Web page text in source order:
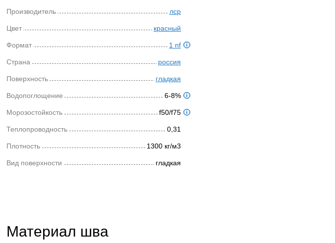
Производитель лср
Цвет красный
Формат 1 nf
Страна россия
Поверхность гладкая
Водопоглощение 6-8%
Морозостойкость f50/f75
Теплопроводность 0,31
Плотность 1300 кг/м3
Вид поверхности гладкая
Материал шва